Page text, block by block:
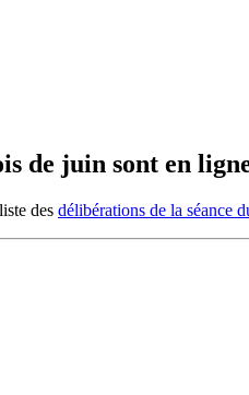
de juin sont en
des délibérations de la séance